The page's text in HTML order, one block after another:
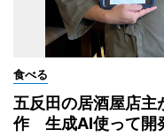
食べる
五反田の居酒屋店主
作 生成AI使って開